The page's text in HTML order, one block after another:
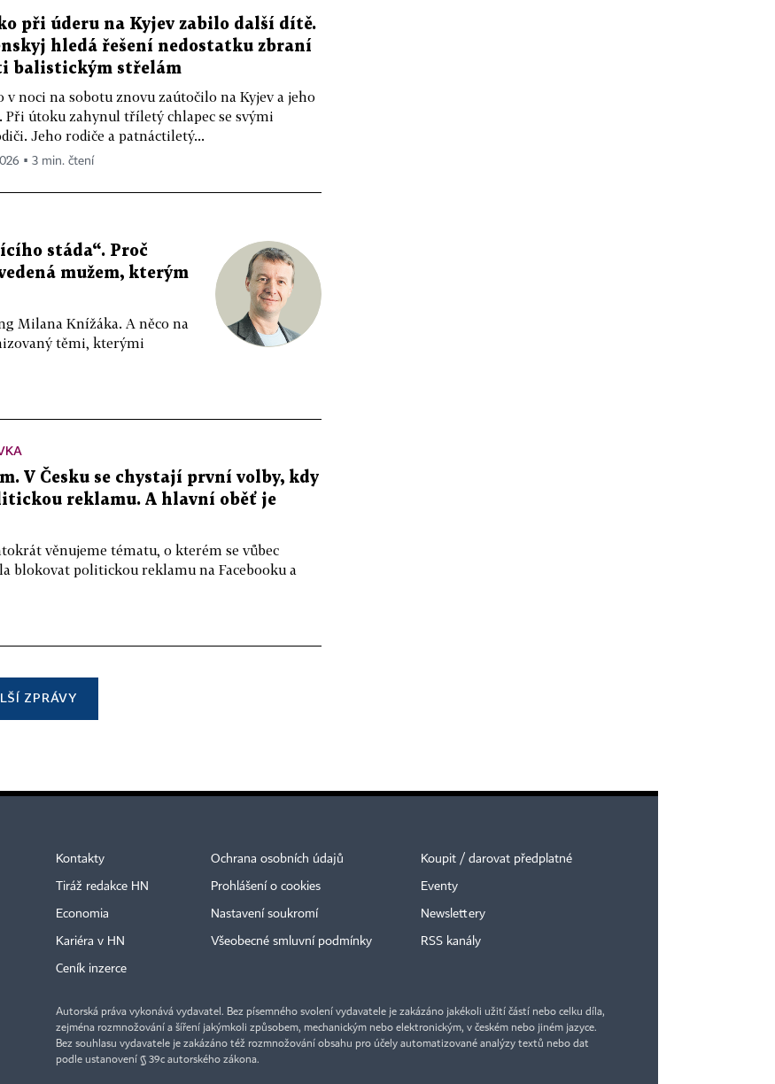
při úderu na Kyjev zabilo další dítě.
hledá řešení nedostatku zbraní
balistickým střelám
v noci na sobotu znovu zaútočilo na Kyjev a jeho
Při útoku zahynul tříletý chlapec se svými
Jeho rodiče a patnáctiletý...
▪ 3 min. čtení
stáda“. Proč
mužem, kterým
Milana Knížáka. A něco na
těmi, kterými
V Česku se chystají první volby, kdy
reklamu. A hlavní oběť je
věnujeme tématu, o kterém se vůbec
blokovat politickou reklamu na Facebooku a
ZPRÁVY
Kontakty
Tiráž redakce HN
Economia
Kariéra v HN
Ceník inzerce
Ochrana osobních údajů
Prohlášení o cookies
Nastavení soukromí
Všeobecné smluvní podmínky
Koupit / darovat předplatné
Eventy
Newslettery
RSS kanály
Autorská práva vykonává vydavatel. Bez písemného svolení vydavatele je zakázáno jakékoli užití částí nebo celku díla,
zejména rozmnožování a šíření jakýmkoli způsobem, mechanickým nebo elektronickým, v českém nebo jiném jazyce.
Bez souhlasu vydavatele je zakázáno též rozmnožování obsahu pro účely automatizované analýzy textů nebo dat
podle ustanovení § 39c autorského zákona.